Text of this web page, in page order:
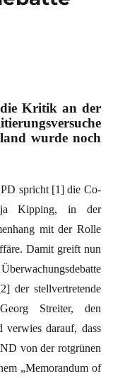
Kritik an der
wurde noch
spricht [1]die Co-
Kipping, in der
mit der Rolle
Damit greift nun
der stellvertretende
Streiter, den
verwies darauf, dass
von der rotgrünen
„Memorandum of